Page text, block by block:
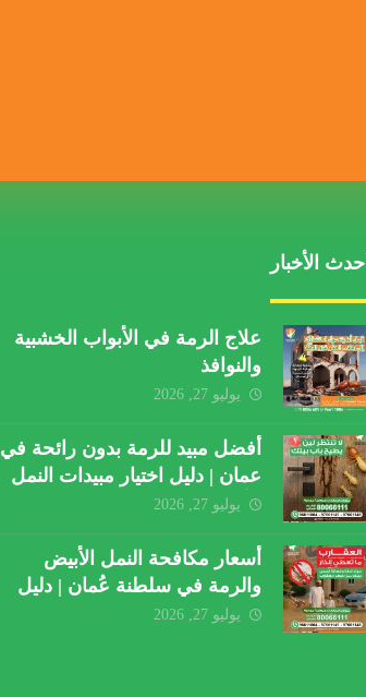
أحدث الأخبار
علاج الرمة في الأبواب الخشبية
والنوافذ
يوليو 27, 2026
أفضل مبيد للرمة بدون رائحة في
عمان | دليل اختيار مبيدات النمل
الأبيض
يوليو 27, 2026
أسعار مكافحة النمل الأبيض
والرمة في سلطنة عُمان | دليل
شامل لفهم تكلفة الخدمة
يوليو 27, 2026